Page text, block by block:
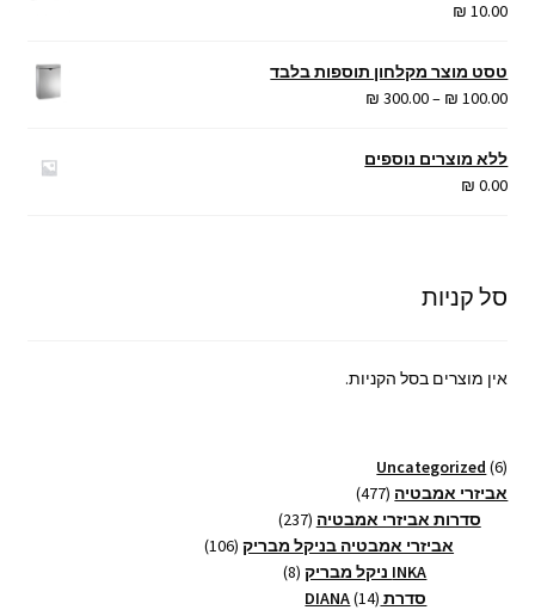
₪ 10.00
טסט מוצר מקלחון תוספות בלבד
₪ 100.00
–
₪ 300.00
טווח
ללא מוצרים נוספים
₪ 0.00
סל קניות
אין מוצרים בסל הקניות.
Uncategorized 6
6
מוצרים
אביזרי אמבטיה 477
477
מוצרים
סדרות אביזרי אמבטיה 237
237
מוצרים
אביזרי אמבטיה בניקל מבריק 106
106
INKA ניקל מבריק 8
8
סדרת DIANA 14
14